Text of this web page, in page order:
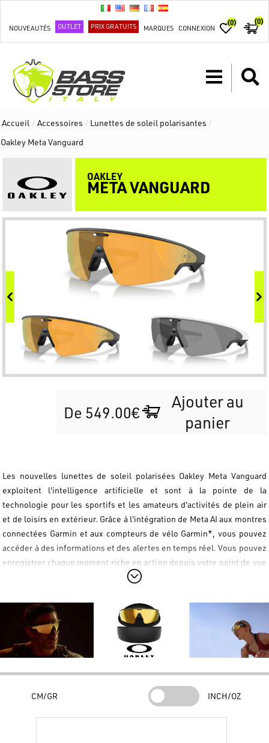
NOUVEAUTÉS OUTLET PRIX GRATUITS MARQUES CONNEXION
(0) (0)
Accueil / Accessoires / Lunettes de soleil polarisantes /
Oakley Meta Vanguard
OAKLEY
META VANGUARD
De 549.00€
Ajouter au
panier
Les nouvelles lunettes de soleil polarisées Oakley Meta Vanguard
exploitent l'intelligence artificielle et sont à la pointe de la
technologie pour les sportifs et les amateurs d'activités de plein air
et de loisirs en extérieur. Grâce à l'intégration de Meta AI aux montres
connectées Garmin et aux compteurs de vélo Garmin*, vous pouvez
accéder à des informations et des alertes en temps réel. Vous pouvez
enregistrer chaque moment riche en action depuis votre point de vue
unique sans utiliser vos mains. Que vous couriez par temps venteux,
vous dévaliez les pistes de ski, les nouvelles lunettes Oakley Meta
Vanguard sont conçues pour vous accompagner partout où votre
passion pour le sport et les loisirs vous mène. Les lunettes Oakley
Meta Vanguard ont une monture futuriste et sont équipées de verres
commentaires enthousiastes sur les Oakley Meta Vanguard !
*Appareils Garmin compatibles vendus séparément.
Caractéristiques.
CM/GR INCH/OZ